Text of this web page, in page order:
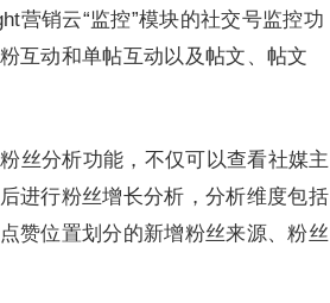
营销云“监控”模块的社交号监控功
互动和单帖互动以及帖文、帖文
丝分析功能，不仅可以查看社媒主
进行粉丝增长分析，分析维度包括
赞位置划分的新增粉丝来源、粉丝